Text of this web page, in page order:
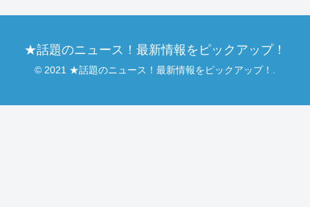
★話題のニュース！最新情報をピックアップ！
© 2021 ★話題のニュース！最新情報をピックアップ！.